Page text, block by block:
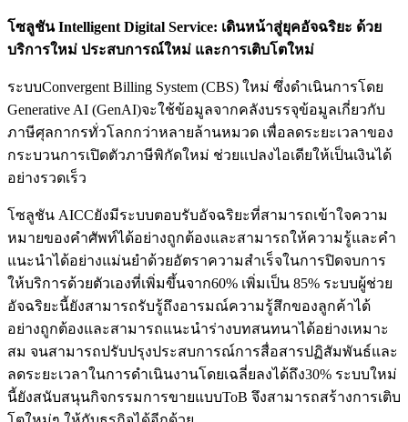
โซลูชันIntelligent Digital Service: เดินหน้าสู่ยุคอัจฉริยะ ด้วย
บริการใหม่ ประสบการณ์ใหม่ และการเติบโตใหม่
ระบบConvergent Billing System (CBS) ใหม่ ซึ่งดำเนินการโดย
Generative AI (GenAI)จะใช้ข้อมูลจากคลังบรรจุข้อมูลเกี่ยวกับ
ภาษีศุลกากรทั่วโลกกว่าหลายล้านหมวด เพื่อลดระยะเวลาของ
กระบวนการเปิดตัวภาษีพิกัดใหม่ ช่วยแปลงไอเดียให้เป็นเงินได้
อย่างรวดเร็ว
โซลูชัน AICCยังมีระบบตอบรับอัจฉริยะที่สามารถเข้าใจความ
หมายของคำศัพท์ได้อย่างถูกต้องและสามารถให้ความรู้และคำ
แนะนำได้อย่างแม่นยำด้วยอัตราความสำเร็จในการปิดจบการ
ให้บริการด้วยตัวเองที่เพิ่มขึ้นจาก60% เพิ่มเป็น 85% ระบบผู้ช่วย
อัจฉริยะนี้ยังสามารถรับรู้ถึงอารมณ์ความรู้สึกของลูกค้าได้
อย่างถูกต้องและสามารถแนะนำร่างบทสนทนาได้อย่างเหมาะ
สม จนสามารถปรับปรุงประสบการณ์การสื่อสารปฏิสัมพันธ์และ
ลดระยะเวลาในการดำเนินงานโดยเฉลี่ยลงได้ถึง30% ระบบใหม่
นี้ยังสนับสนุนกิจกรรมการขายแบบToB จึงสามารถสร้างการเติบ